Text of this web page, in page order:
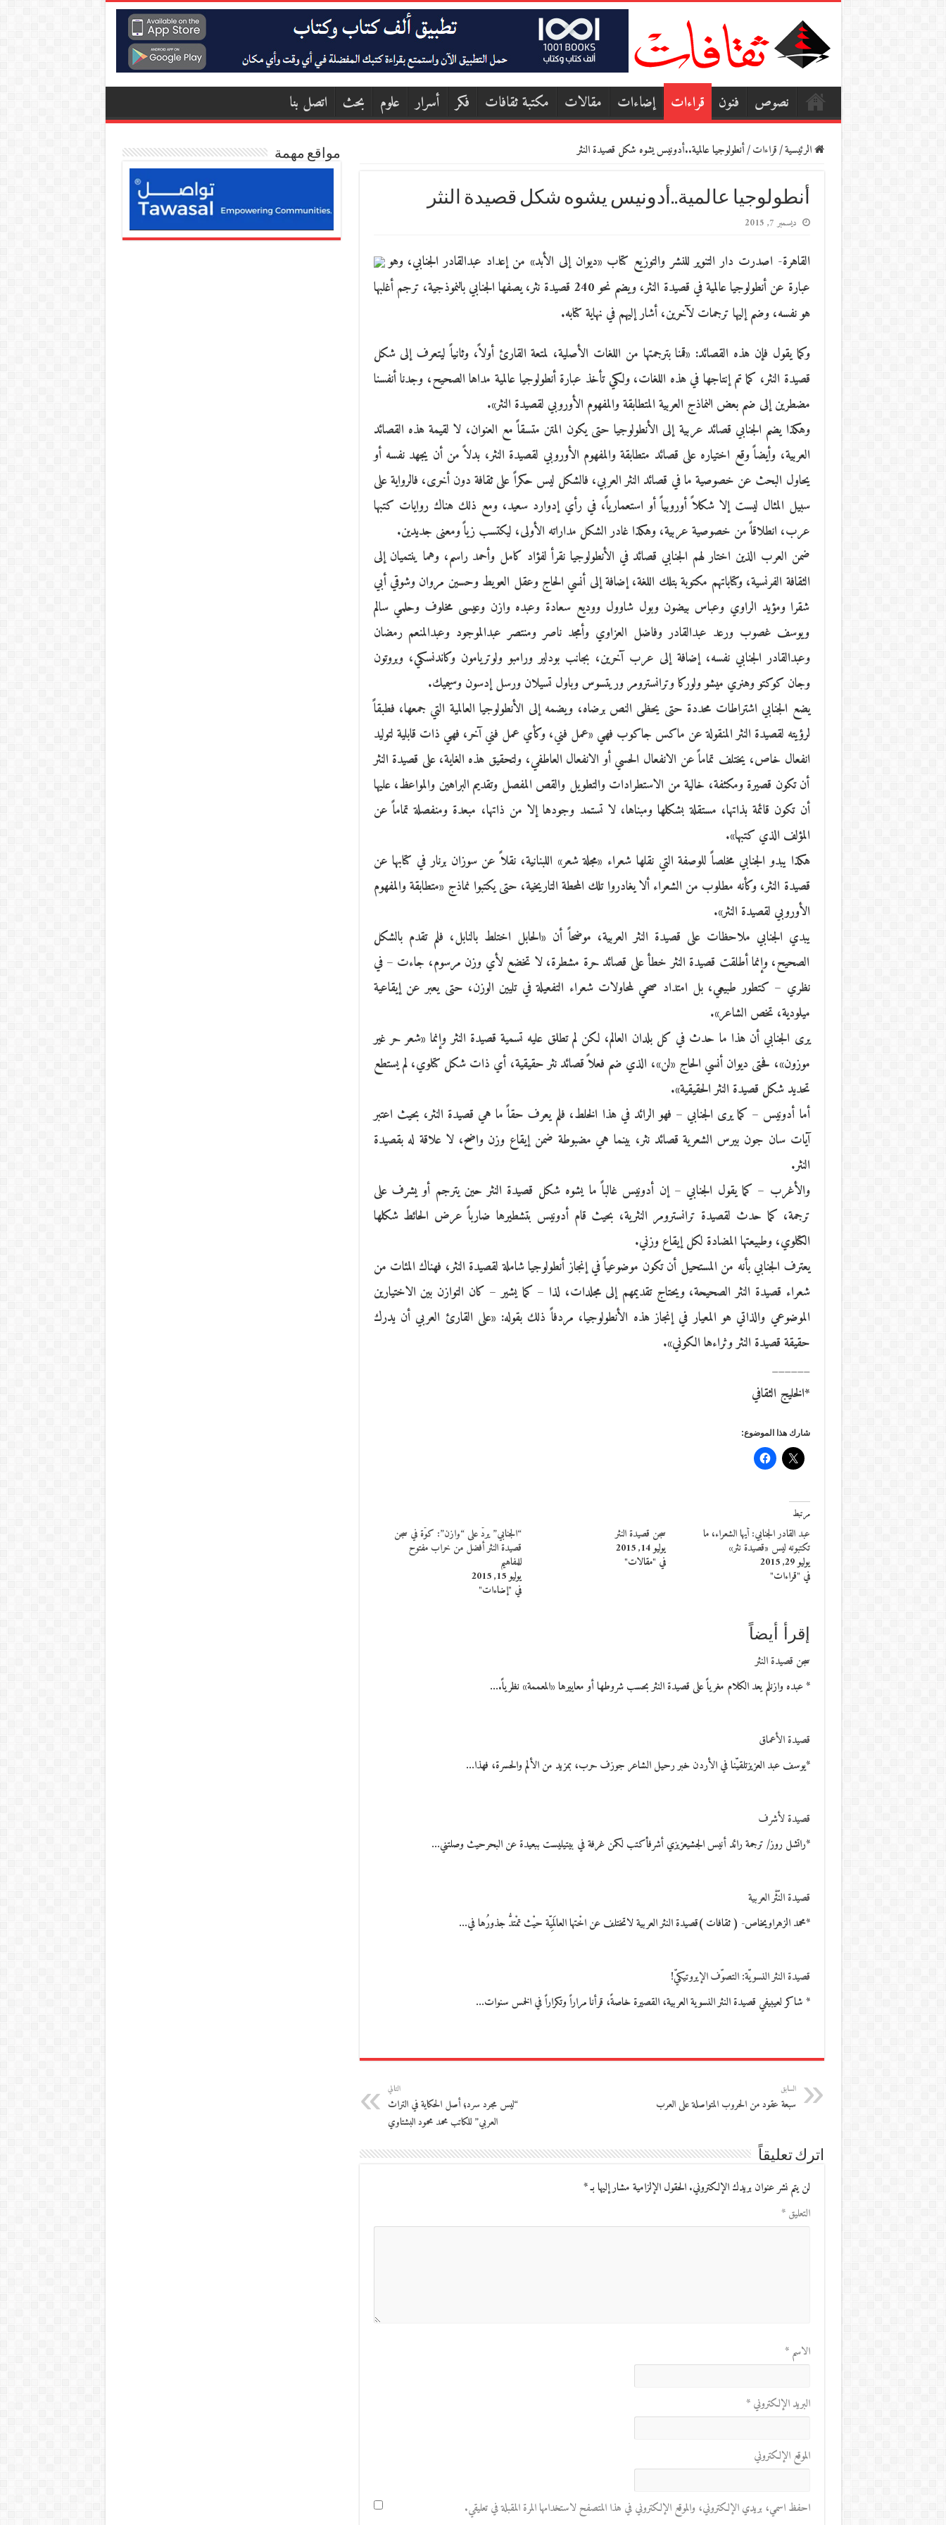
نصوص فنون قراءات إضاءات مقالات مكتبة ثقافات فكر أسرار علوم بحث اتصل بنا
الرئيسية/قراءات/أنطولوجيا عالمية..أدونيس يشوه شكل قصيدة النثر
أنطولوجيا عالمية..أدونيس يشوه شكل قصيدة النثر
ديسمبر 7, 2015
القاهرة- اصدرت دار التنوير للنشر والتوزيع كتاب «ديوان إلى الأبد» من إعداد عبدالقادر الجنابي، وهو
عبارة عن أنطولوجيا عالمية في قصيدة النثر، ويضم نحو 240 قصيدة نثر، يصفها الجنابي بالنموذجية، ترجم أغلبها
هو نفسه، وضم إليها ترجمات لآخرين، أشار إليهم في نهاية كتابه.
وكما يقول فإن هذه القصائد: «قمنا بترجمتها من اللغات الأصلية، لمتعة القارئ أولاً، وثانياً ليتعرف إلى شكل
قصيدة النثر، كما تم إنتاجها في هذه اللغات، ولكي تأخذ عبارة أنطولوجيا عالمية مداها الصحيح، وجدنا أنفسنا
مضطرين إلى ضم بعض النماذج العربية المتطابقة والمفهوم الأوروبي لقصيدة النثر».
وهكذا يضم الجنابي قصائد عربية إلى الأنطولوجيا حتى يكون المتن متسقاً مع العنوان، لا لقيمة هذه القصائد
العربية، وأيضاً وقع اختياره على قصائد متطابقة والمفهوم الأوروبي لقصيدة النثر، بدلاً من أن يجهد نفسه أو
يحاول البحث عن خصوصية ما في قصائد النثر العربي، فالشكل ليس حكراً على ثقافة دون أخرى، فالرواية على
سبيل المثال ليست إلا شكلاً أوروبياً أو استعمارياً، في رأي إدوارد سعيد، ومع ذلك هناك روايات كتبها
عرب، انطلاقاً من خصوصية عربية، وهكذا غادر الشكل مداراته الأولى، ليكتسب زياً ومعنى جديدين.
ضمن العرب الذين اختار لهم الجنابي قصائد في الأنطولوجيا نقرأ لفؤاد كامل وأحمد راسم، وهما ينتميان إلى
الثقافة الفرنسية، وكتاباتهم مكتوبة بتلك اللغة، إضافة إلى أنسي الحاج وعقل العويط وحسين مروان وشوقي أبي
شقرا ومؤيد الراوي وعباس بيضون وبول شاوول ووديع سعادة وعبده وازن وعيسى مخلوف وحلمي سالم
ويوسف غصوب ورعد عبدالقادر وفاضل العزاوي وأمجد ناصر ومنتصر عبدالموجود وعبدالمنعم رمضان
وعبدالقادر الجنابي نفسه، إضافة إلى عرب آخرين، بجانب بودلير ورامبو ولوتريامون وكاندنسكي، وبروتون
وجان كوكتو وهنري ميشو ولوركا وترانسترومر وريتسوس وباول تسيلان ورسل إدسون وسيميك.
يضع الجنابي اشتراطات محددة حتى يحظى النص برضاه، ويضمه إلى الأنطولوجيا العالمية التي جمعها، فطبقاً
لرؤيته لقصيدة النثر المنقولة عن ماكس جاكوب فهي «عمل فني، وكأي عمل فني آخر، فهي ذات قابلية لتوليد
انفعال خاص، يختلف تماماً عن الانفعال الحسي أو الانفعال العاطفي، ولتحقيق هذه الغاية، على قصيدة النثر
أن تكون قصيرة ومكثفة، خالية من الاستطرادات والتطويل والقص المفصل وتقديم البراهين والمواعظ، عليها
أن تكون قائمة بذاتها، مستقلة بشكلها ومبناها، لا تستمد وجودها إلا من ذاتها، مبعدة ومنفصلة تماماً عن
المؤلف الذي كتبها».
هكذا يبدو الجنابي مخلصاً للوصفة التي نقلها شعراء «مجلة شعر» اللبنانية، نقلاً عن سوزان برنار في كتابها عن
قصيدة النثر، وكأنه مطلوب من الشعراء ألا يغادروا تلك المحطة التاريخية، حتى يكتبوا نماذج «متطابقة والمفهوم
الأوروبي لقصيدة النثر».
يبدي الجنابي ملاحظات على قصيدة النثر العربية، موضحاً أن «الحابل اختلط بالنابل، فلم تقدم بالشكل
الصحيح، وإنما أطلقت قصيدة النثر خطأ على قصائد حرة مشطرة، لا تخضع لأي وزن مرسوم، جاءت – في
نظري – كتطور طبيعي، بل امتداد صحي لمحاولات شعراء التفعيلة في تليين الوزن، حتى يعبر عن إيقاعية
ميلودية، تخص الشاعر».
يرى الجنابي أن هذا ما حدث في كل بلدان العالم، لكن لم تطلق عليه تسمية قصيدة النثر وإنما «شعر حر غير
موزون»، فحتى ديوان أنسي الحاج «لن»، الذي ضم فعلاً قصائد نثر حقيقية، أي ذات شكل كتلوي، لم يستطع
تحديد شكل قصيدة النثر الحقيقية».
أما أدونيس – كما يرى الجنابي – فهو الرائد في هذا الخلط، فلم يعرف حقاً ما هي قصيدة النثر، بحيث اعتبر
آيات سان جون بيرس الشعرية قصائد نثر، بينما هي مضبوطة ضمن إيقاع وزن واضح، لا علاقة له بقصيدة
النثر.
والأغرب – كما يقول الجنابي – إن أدونيس غالباً ما يشوه شكل قصيدة النثر حين يترجم أو يشرف على
ترجمة، كما حدث لقصيدة ترانسترومر النثرية، بحيث قام أدونيس بتشطيرها ضارباً عرض الحائط شكلها
الكتلوي، وطبيعتها المضادة لكل إيقاع وزني.
يعترف الجنابي بأنه من المستحيل أن تكون موضوعياً في إنجاز أنطولوجيا شاملة لقصيدة النثر، فهناك المئات من
شعراء قصيدة النثر الصحيحة، ويحتاج تقديمهم إلى مجلدات، لذا – كما يشير – كان التوازن بين الاختيارين
الموضوعي والذاتي هو المعيار في إنجاز هذه الأنطولوجيا، مردفاً ذلك بقوله: «على القارئ العربي أن يدرك
حقيقة قصيدة النثر وثراءها الكوني».
______
*الخليج الثقافي
شارك هذا الموضوع:
مرتبط
عبد القادر الجنابي: أيها الشعراء، ما
تكتبونه ليس «قصيدة نثر»
يوليو 29, 2015
في "قراءات"
سجن قصيدة النثر
يوليو 14, 2015
في "مقالات"
“الجنابي” يردّ على “وازن”: كوّة في سجن
قصيدة النثر أفضل من خراب مفتوح
للمفاهيم
يوليو 15, 2015
في "إضاءات"
إقرأ أيضاً
سجن قصيدة النثر
* عبده وازنلم يعد الكلام مغرياً على قصيدة النثر بحسب شروطها أو معاييرها «المعممة» نظرياً.…
قصيدة الأعماق
*يوسف عبد العزيزتلقيّنا في الأردن خبر رحيل الشاعر جوزف حرب، بمزيد من الألم والحسرة، فهذا…
قصيدة لأشرف
*راتشل روز/ ترجمة رائد أنيس الجشيعزيزي أشرفأكتب لكمن غرفة في بيتيليست ببعيدة عن البحرحيث وصلتني…
قصيدة النّثْر العربية
*محمد الزهراويخاص- ( ثقافات )قصيدة النثر العربية لاتختلف عن اخْتها العالَمِيّة حيْث تمْتدُّ جذورُها في…
قصيدة النثر النسويّة: التصوّف الإيروتيكيّ!
* شاكر لعيبيفي قصيدة النثر النسوية العربية، القصيرة خاصةً، قرأنا مراراً وتكراراً في الخمس سنوات…
السابق
سبعة عقود من الحروب المتواصلة على العرب
التالي
“ليس مجرد سرد؛ أصل الحكاية في التراث
العربي” للكاتب محمد محمود البشتاوي
اترك تعليقاً
لن يتم نشر عنوان بريدك الإلكتروني. الحقول الإلزامية مشار إليها بـ*
التعليق*
الاسم*
البريد الإلكتروني*
الموقع الإلكتروني
احفظ اسمي، بريدي الإلكتروني، والموقع الإلكتروني في هذا المتصفح لاستخدامها المرة المقبلة في تعليقي.
مواقع مهمة